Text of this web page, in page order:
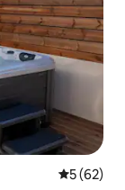
5 de uma
5 (62)